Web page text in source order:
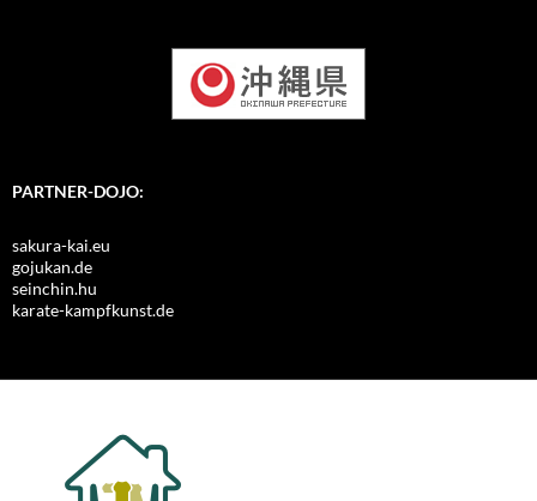
PARTNER-DOJO:
sakura-kai.eu
gojukan.de
seinchin.hu
karate-kampfkunst.de